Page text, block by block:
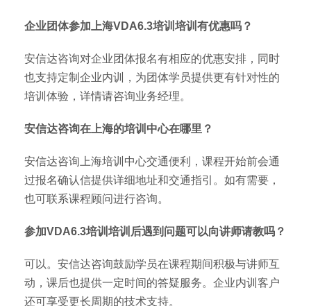
企业团体参加上海VDA6.3培训培训有优惠吗？
安信达咨询对企业团体报名有相应的优惠安排，同时
也支持定制企业内训，为团体学员提供更有针对性的
培训体验，详情请咨询业务经理。
安信达咨询在上海的培训中心在哪里？
安信达咨询上海培训中心交通便利，课程开始前会通
过报名确认信提供详细地址和交通指引。如有需要，
也可联系课程顾问进行咨询。
参加VDA6.3培训培训后遇到问题可以向讲师请教吗？
可以。安信达咨询鼓励学员在课程期间积极与讲师互
动，课后也提供一定时间的答疑服务。企业内训客户
还可享受更长周期的技术支持。